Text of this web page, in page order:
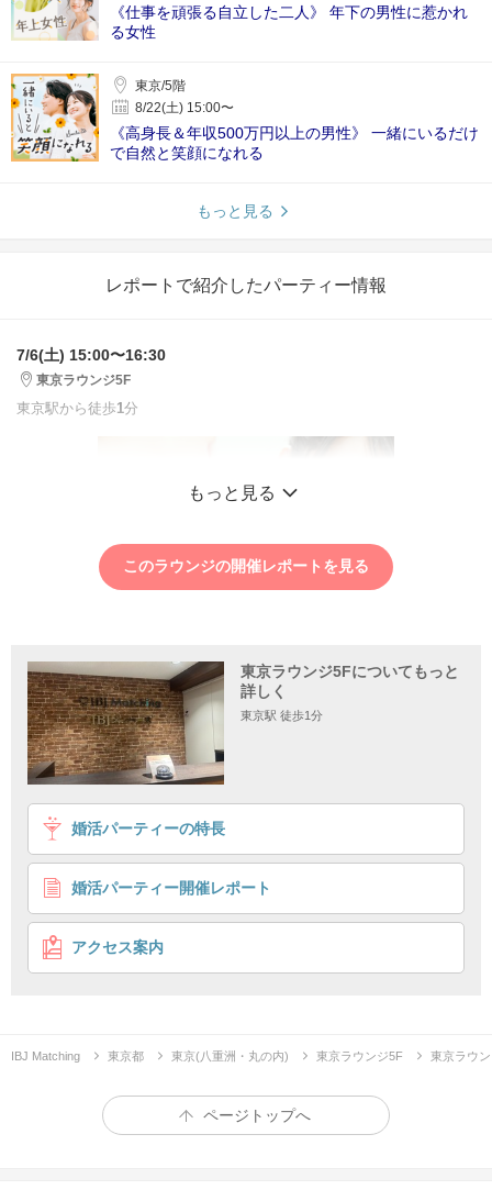
《仕事を頑張る自立した二人》 年下の男性に惹かれ
る女性
東京/5階
8/22(土) 15:00〜
《高身長＆年収500万円以上の男性》 一緒にいるだけ
で自然と笑顔になれる
もっと見る
レポートで紹介したパーティー情報
7/6(土) 15:00〜16:30
東京ラウンジ5F
東京駅から徒歩1分
1 2 3 4
＼一目惚れもあり／
大卒＆身長170㎝以上＆年収600万以上などの彼
個室8対8 外見も大事
企画詳細
身長170㎝以上＆大卒＆
"一目惚れ"もあり
もっと見る
このラウンジの開催レポートを見る
東京ラウンジ5Fについてもっと
詳しく
東京駅 徒歩1分
婚活パーティーの特長
婚活パーティー開催レポート
アクセス案内
IBJ Matching 東京都 東京(八重洲・丸の内) 東京ラウンジ5F 東京ラウ
ページトップへ